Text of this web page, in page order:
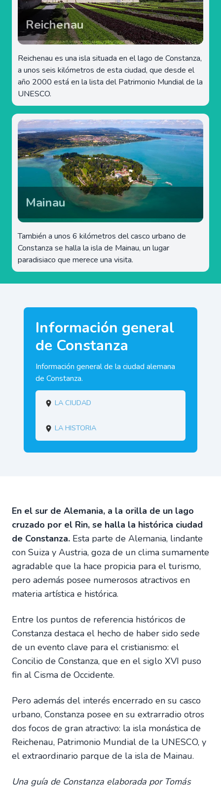
Reichenau
Reichenau es una isla situada en el lago de Constanza,
a unos seis kilómetros de esta ciudad, que desde el
año 2000 está en la lista del Patrimonio Mundial de la
UNESCO.
Mainau
También a unos 6 kilómetros del casco urbano de
Constanza se halla la isla de Mainau, un lugar
paradisiaco que merece una visita.
Información general
de Constanza
Información general de la ciudad alemana
de Constanza.
La ciudad
La historia
En el sur de Alemania, a la orilla de un lago
cruzado por el Rin, se halla la histórica ciudad
de Constanza. Esta parte de Alemania, lindante
con Suiza y Austria, goza de un clima sumamente
agradable que la hace propicia para el turismo,
pero además posee numerosos atractivos en
materia artística e histórica.
Entre los puntos de referencia históricos de
Constanza destaca el hecho de haber sido sede
de un evento clave para el cristianismo: el
Concilio de Constanza, que en el siglo XVI puso
fin al Cisma de Occidente.
Pero además del interés encerrado en su casco
urbano, Constanza posee en su extrarradio otros
dos focos de gran atractivo: la isla monástica de
Reichenau, Patrimonio Mundial de la UNESCO, y
el extraordinario parque de la isla de Mainau.
Una guía de Constanza elaborada por Tomás